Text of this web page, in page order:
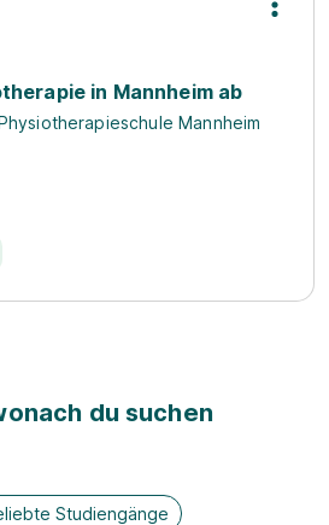
in Mannheim ab
Mannheim
du suchen
Studiengänge